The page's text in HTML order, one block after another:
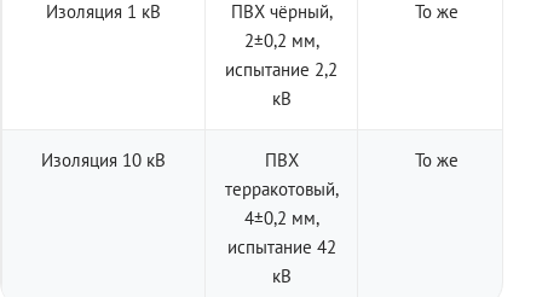
Изоляция 1 кВ
ПВХ чёрный,
2±0,2 мм,
испытание 2,2
кВ
То же
Изоляция 10 кВ
ПВХ
терракотовый,
4±0,2 мм,
испытание 42
кВ
То же